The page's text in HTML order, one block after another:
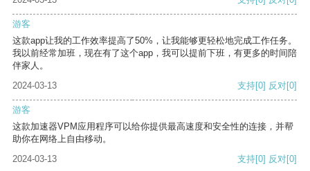
游客
这款app让我的工作效率提高了50%，让我能够更轻松地完成工作任务。
我以前经常加班，现在有了这个app，我可以提前下班，有更多的时间陪
伴家人。
2024-03-13
支持[0] 反对[0]
游客
这款加速器VPM应用程序可以给你提供最高速度和安全性的连接，并帮
助你在网络上自由移动。
2024-03-13
支持[0] 反对[0]